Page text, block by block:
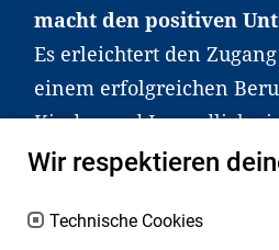
macht den positiven
Es erleichtert den
einem erfolgreichen
Kinder und Jugendliche
haben aber große
an Familien sowie an
Wir respektieren
Technische Cookies